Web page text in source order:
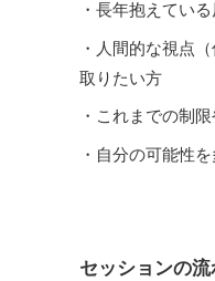
・長年抱えてい
・人間的な視点
取りたい方
・これまでの制
・自分の可能性
セッションの流